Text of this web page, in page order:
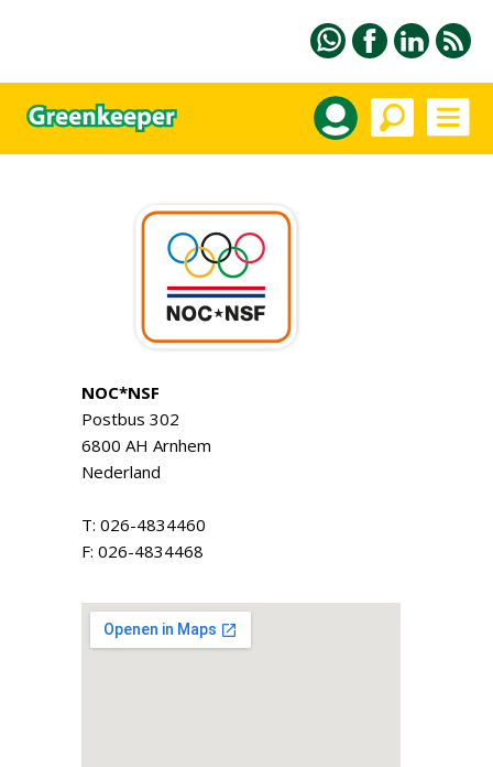
NOC*NSF
Postbus 302
6800 AH Arnhem
Nederland
T: 026-4834460
F: 026-4834468